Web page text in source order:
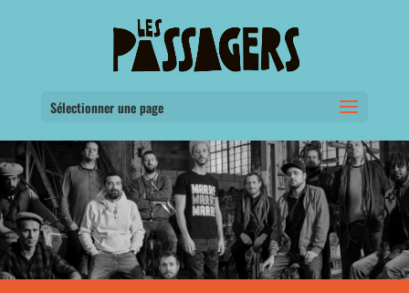
Sélectionner une page